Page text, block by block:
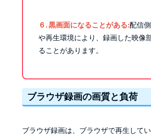
６. 黒画面になることがある:配信
や再生環境により、録画した映像
ることがあります。
ブラウザ録画の画質と負荷
ブラウザ録画は、ブラウザで再生して